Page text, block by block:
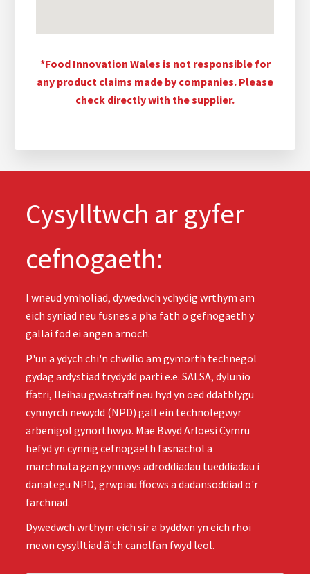
*Food Innovation Wales is not responsible for
any product claims made by companies. Please
check directly with the supplier.
Cysylltwch ar gyfer
cefnogaeth:
I wneud ymholiad, dywedwch ychydig wrthym am
eich syniad neu fusnes a pha fath o gefnogaeth y
gallai fod ei angen arnoch.
P'un a ydych chi'n chwilio am gymorth technegol
gydag ardystiad trydydd parti e.e. SALSA, dylunio
ffatri, lleihau gwastraff neu hyd yn oed ddatblygu
cynnyrch newydd (NPD) gall ein technolegwyr
arbenigol gynorthwyo. Mae Bwyd Arloesi Cymru
hefyd yn cynnig cefnogaeth fasnachol a
marchnata gan gynnwys adroddiadau tueddiadau i
danategu NPD, grwpiau ffocws a dadansoddiad o'r
farchnad.
Dywedwch wrthym eich sir a byddwn yn eich rhoi
mewn cysylltiad â'ch canolfan fwyd leol.